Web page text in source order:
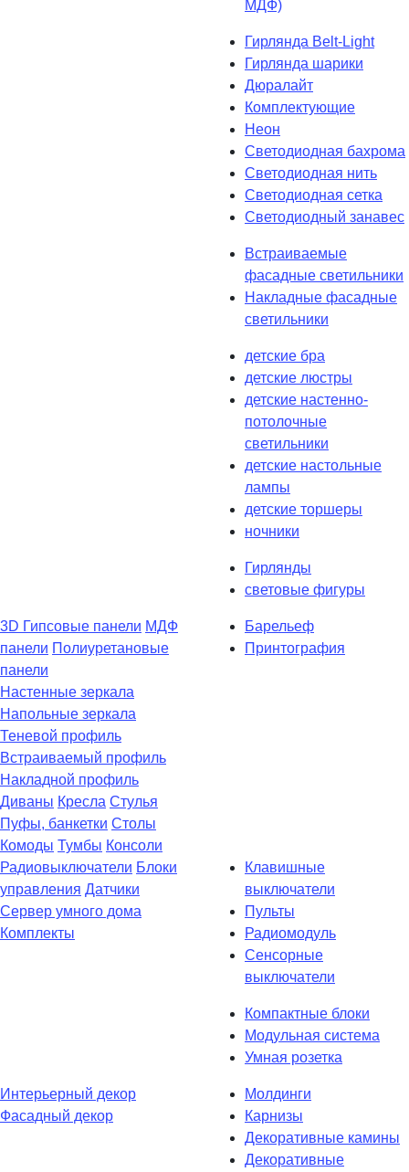
МДФ)
Гирлянда Belt-Light
Гирлянда шарики
Дюралайт
Комплектующие
Неон
Светодиодная бахрома
Светодиодная нить
Светодиодная сетка
Светодиодный занавес
Встраиваемые
фасадные светильники
Накладные фасадные
светильники
детские бра
детские люстры
детские настенно-
потолочные
светильники
детские настольные
лампы
детские торшеры
ночники
Гирлянды
световые фигуры
3D Гипсовые панели МДФ
панели Полиуретановые
панели
Барельеф
Принтография
Настенные зеркала
Напольные зеркала
Теневой профиль
Встраиваемый профиль
Накладной профиль
Диваны Кресла Стулья
Пуфы, банкетки Столы
Комоды Тумбы Консоли
Радиовыключатели Блоки
управления Датчики
Сервер умного дома
Комплекты
Клавишные
выключатели
Пульты
Радиомодуль
Сенсорные
выключатели
Компактные блоки
Модульная система
Умная розетка
Интерьерный декор
Фасадный декор
Молдинги
Карнизы
Декоративные камины
Декоративные